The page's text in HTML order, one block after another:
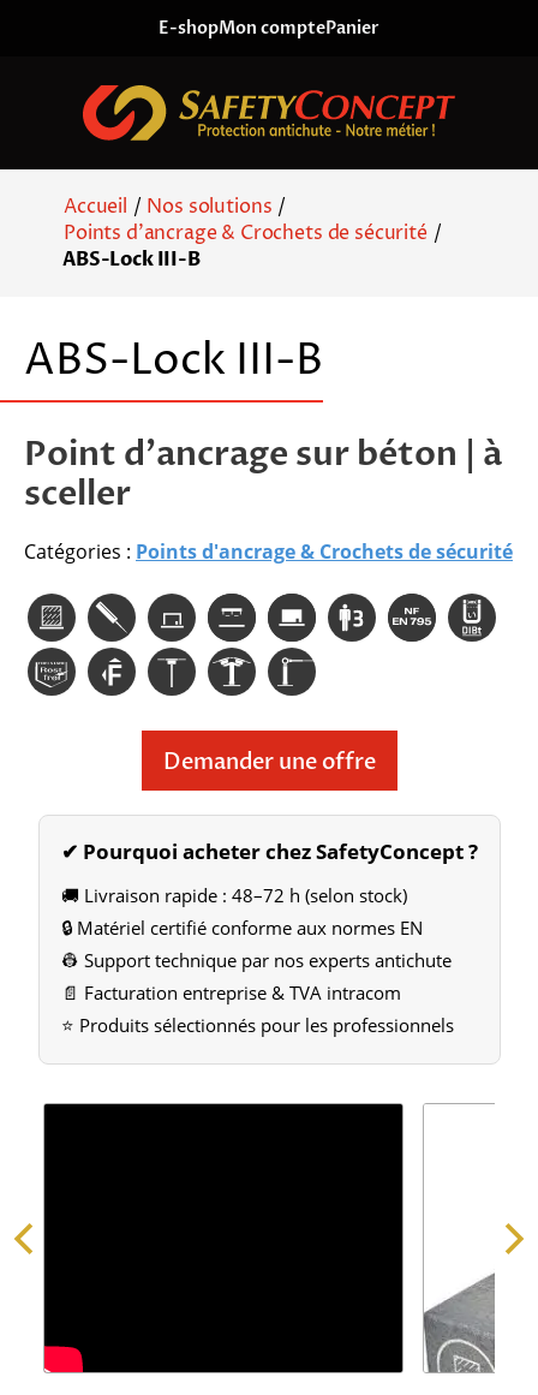
E-shopMon comptePanier
Accueil / Nos solutions /
Points d'ancrage & Crochets de sécurité /
ABS-Lock III-B
ABS-Lock III-B
Point d'ancrage sur béton | à
sceller
Catégories : Points d'ancrage & Crochets de sécurité
Demander une offre
✔ Pourquoi acheter chez SafetyConcept ?
🚚 Livraison rapide : 48–72 h (selon stock)
🔒 Matériel certifié conforme aux normes EN
👷 Support technique par nos experts antichute
📄 Facturation entreprise & TVA intracom
⭐ Produits sélectionnés pour les professionnels